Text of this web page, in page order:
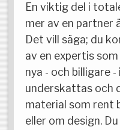
En viktig del i
mer av en partner
Det vill säga; du
av en expertis
nya - och billigare
underskattas och
material som rent
eller om design.